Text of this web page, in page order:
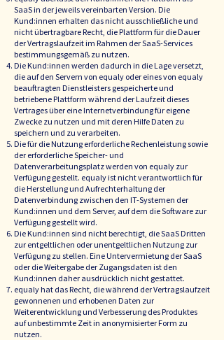
SaaS in der jeweils vereinbarten Version. Die
Kund:innen erhalten das nicht ausschließliche und
nicht übertragbare Recht, die Plattform für die Dauer
der Vertragslaufzeit im Rahmen der SaaS-Services
bestimmungsgemäß zu nutzen.
Die Kund:innen werden dadurch in die Lage versetzt,
die auf den Servern von equaly oder eines von equaly
beauftragten Dienstleisters gespeicherte und
betriebene Plattform während der Laufzeit dieses
Vertrages über eine Internetverbindung für eigene
Zwecke zu nutzen und mit deren Hilfe Daten zu
speichern und zu verarbeiten.
Die für die Nutzung erforderliche Rechenleistung sowie
der erforderliche Speicher- und
Datenverarbeitungsplatz werden von equaly zur
Verfügung gestellt. equaly ist nicht verantwortlich für
die Herstellung und Aufrechterhaltung der
Datenverbindung zwischen den IT-Systemen der
Kund:innen und dem Server, auf dem die Software zur
Verfügung gestellt wird.
Die Kund:innen sind nicht berechtigt, die SaaS Dritten
zur entgeltlichen oder unentgeltlichen Nutzung zur
Verfügung zu stellen. Eine Untervermietung der SaaS
oder die Weitergabe der Zugangsdaten ist den
Kund:innen daher ausdrücklich nicht gestattet.
equaly hat das Recht, die während der Vertragslaufzeit
gewonnenen und erhobenen Daten zur
Weiterentwicklung und Verbesserung des Produktes
auf unbestimmte Zeit in anonymisierter Form zu
nutzen.